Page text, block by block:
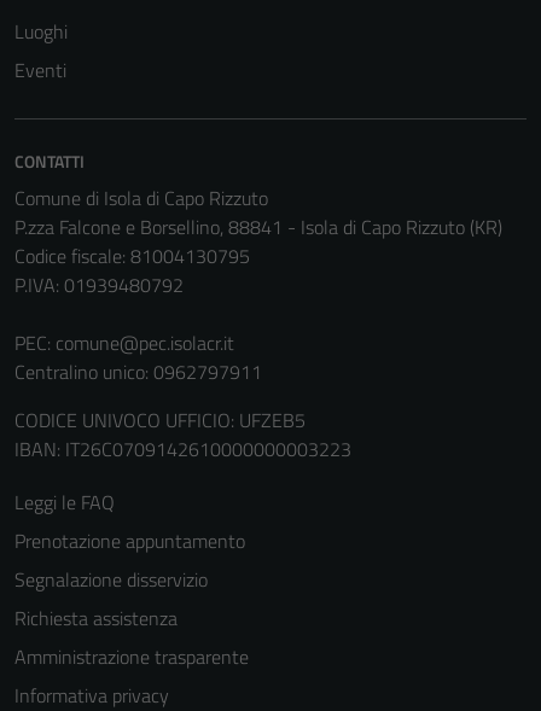
Luoghi
Eventi
CONTATTI
Comune di Isola di Capo Rizzuto
P.zza Falcone e Borsellino, 88841 - Isola di Capo Rizzuto (KR)
Codice fiscale: 81004130795
P.IVA: 01939480792
PEC: comune@pec.isolacr.it
Centralino unico: 0962797911
CODICE UNIVOCO UFFICIO: UFZEB5
IBAN: IT26C0709142610000000003223
Leggi le FAQ
Prenotazione appuntamento
Segnalazione disservizio
Richiesta assistenza
Amministrazione trasparente
Informativa privacy